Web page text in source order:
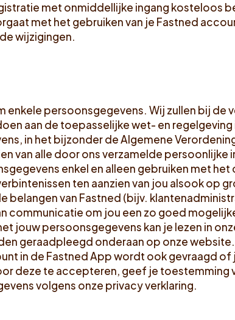
met onmiddellijke ingang kosteloos
met het gebruiken van je Fastned
wijzigingen.
enkele persoonsgegevens. Wij zullen bij de
aan de toepasselijke wet- en regelgeving
in het bijzonder de Algemene
van alle door ons verzamelde persoonlijke
enkel en alleen gebruiken met het
ten aanzien van jou alsook op
belangen van Fastned (bijv.
communicatie om jou een zo goed
jouw persoonsgegevens kan je lezen in
geraadpleegd onderaan op onze
in de Fastned App wordt ook gevraagd of
deze te accepteren, geef je toestemming
volgens onze privacy verklaring.